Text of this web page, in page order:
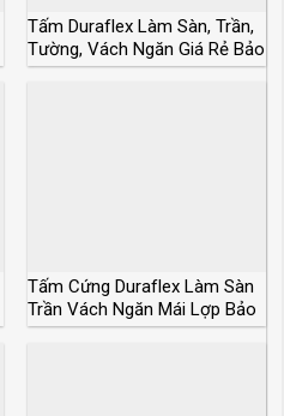
Tấm Duraflex Làm Sàn, Trần,
Tường, Vách Ngăn Giá Rẻ Bảo
Hành 50 Năm
Tấm Cứng Duraflex Làm Sàn
Trần Vách Ngăn Mái Lợp Bảo
Hành 50 Năm